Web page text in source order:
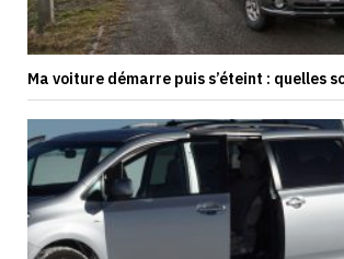
Ma voiture démarre puis s’éteint : quelles